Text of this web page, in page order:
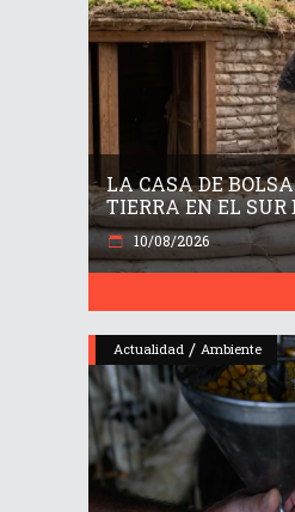
LA CASA DE
TIERRA EN EL SUR
10/08/2026
Actualidad / Ambiente